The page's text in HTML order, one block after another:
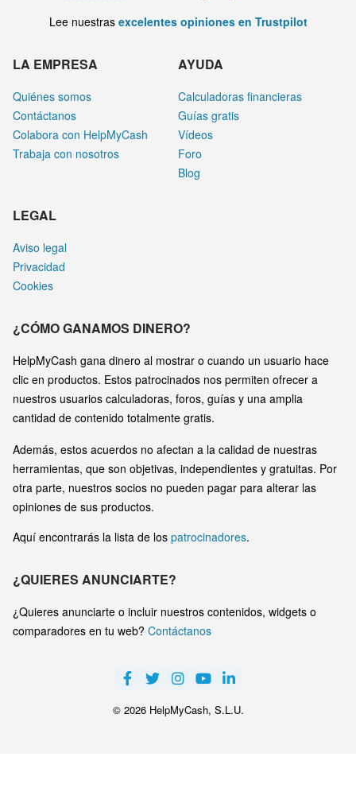
Lee nuestras excelentes opiniones en Trustpilot
LA EMPRESA
Quiénes somos
Contáctanos
Colabora con HelpMyCash
Trabaja con nosotros
AYUDA
Calculadoras financieras
Guías gratis
Vídeos
Foro
Blog
LEGAL
Aviso legal
Privacidad
Cookies
¿CÓMO GANAMOS DINERO?
HelpMyCash gana dinero al mostrar o cuando un usuario hace
clic en productos. Estos patrocinados nos permiten ofrecer a
nuestros usuarios calculadoras, foros, guías y una amplia
cantidad de contenido totalmente gratis.
Además, estos acuerdos no afectan a la calidad de nuestras
herramientas, que son objetivas, independientes y gratuitas. Por
otra parte, nuestros socios no pueden pagar para alterar las
opiniones de sus productos.
Aquí encontrarás la lista de los patrocinadores.
¿QUIERES ANUNCIARTE?
¿Quieres anunciarte o incluir nuestros contenidos, widgets o
comparadores en tu web? Contáctanos
© 2026 HelpMyCash, S.L.U.